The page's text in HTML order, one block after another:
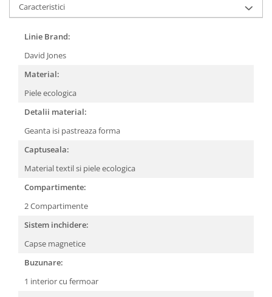
Caracteristici
Linie Brand:
David Jones
Material:
Piele ecologica
Detalii material:
Geanta isi pastreaza forma
Captuseala:
Material textil si piele ecologica
Compartimente:
2 Compartimente
Sistem inchidere:
Capse magnetice
Buzunare:
1 interior cu fermoar